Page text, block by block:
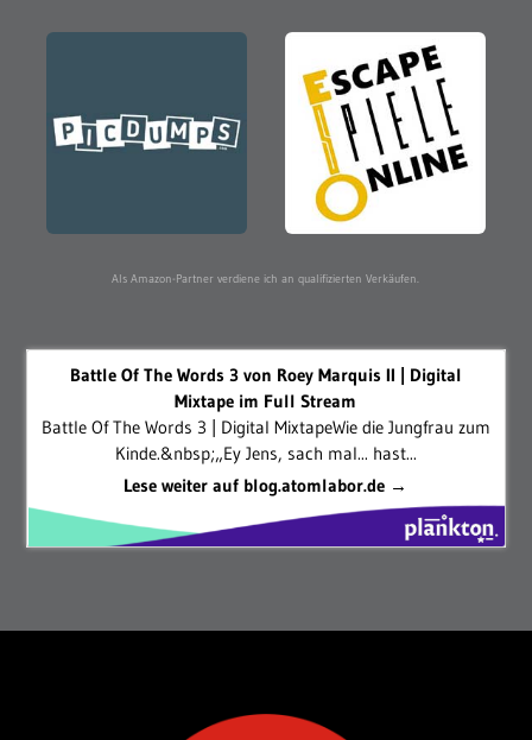
Als Amazon-Partner verdiene ich an qualifizierten Verkäufen.
Battle Of The Words 3 von Roey Marquis II | Digital
Mixtape im Full Stream
Battle Of The Words 3 | Digital MixtapeWie die Jungfrau zum
Kinde.&nbsp;„Ey Jens, sach mal... hast...
Lese weiter auf blog.atomlabor.de →